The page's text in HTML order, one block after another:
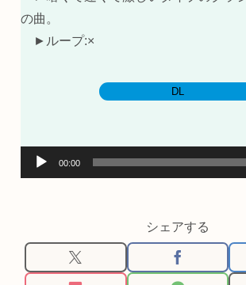
ー
の曲。
►ループ:×
DL
声
ー
ヤ
00:00
シェアする